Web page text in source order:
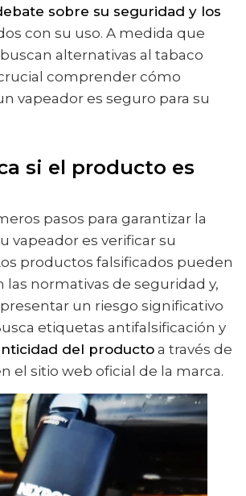
sobre su seguridad y los
con su uso. A medida que
alternativas al tabaco
comprender cómo
vapeador es seguro para su
si el producto es
pasos para garantizar la
vapeador es verificar su
productos falsificados pueden
las normativas de seguridad y,
un riesgo significativo
etiquetas antifalsificación y
del producto a través de
el sitio web oficial de la marca.